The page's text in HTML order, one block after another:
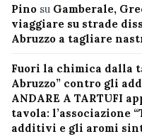
Pino su Gamberale,
viaggiare su strade
Abruzzo a tagliare
Fuori la chimica dalla
Abruzzo” contro gli
ANDARE A TARTUFI
tavola: l’associazione
additivi e gli aromi